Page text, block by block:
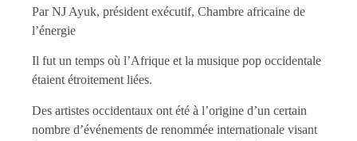
Par NJ Ayuk, président exécutif, Chambre africaine de
l’énergie
Il fut un temps où l’Afrique et la musique pop occidentale
étaient étroitement liées.
Des artistes occidentaux ont été à l’origine d’un certain
nombre d’événements de renommée internationale visant